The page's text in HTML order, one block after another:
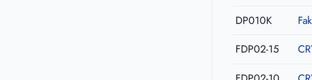
DP010K
FDP02-15